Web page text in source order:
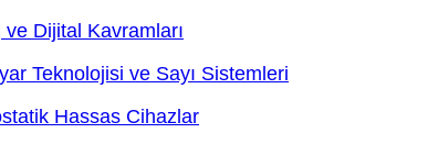
Dijital Kavramları
Teknolojisi ve Sayı Sistemleri
Hassas Cihazlar